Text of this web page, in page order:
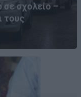
σε σχολείο –
τους